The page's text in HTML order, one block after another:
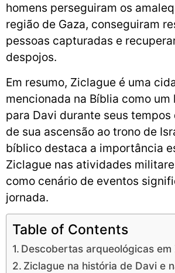
homens perseguiram os
região de Gaza, conseguiram
pessoas capturadas e
despojos.
Em resumo, Ziclague é uma
mencionada na Bíblia como
para Davi durante seus
de sua ascensão ao trono de
bíblico destaca a importância
Ziclague nas atividades
como cenário de eventos
jornada.
Table of Contents
Descobertas arqueológicas em
Ziclague na história de Davi e